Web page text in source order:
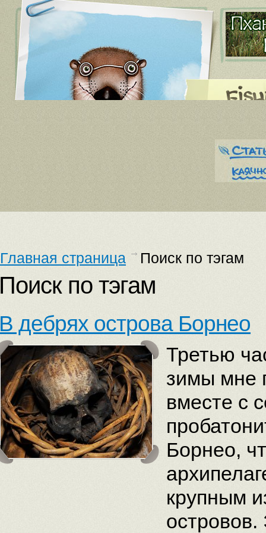
Главная страница Поиск по тэгам
по тэгам
дебрях острова Борнео
Третью
зимы мне
вместе с
Борнео,
крупным